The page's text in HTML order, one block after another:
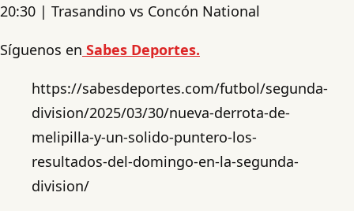
20:30 | Trasandino vs Concón National
Síguenos en Sabes Deportes.
https://sabesdeportes.com/futbol/segunda-
division/2025/03/30/nueva-derrota-de-
melipilla-y-un-solido-puntero-los-
resultados-del-domingo-en-la-segunda-
division/